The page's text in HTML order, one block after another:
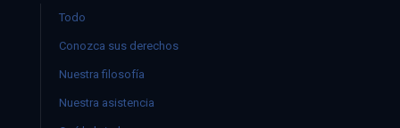
Todo
Conozca sus derechos
Nuestra filosofía
Nuestra asistencia